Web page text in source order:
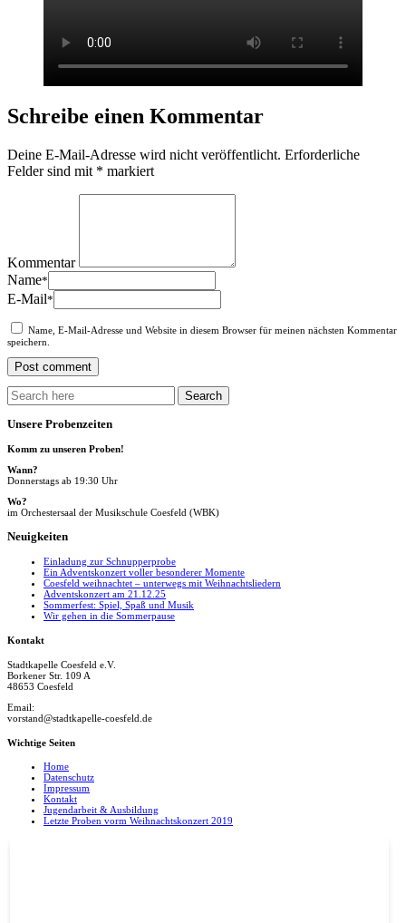
Schreibe einen Kommentar
Deine E-Mail-Adresse wird nicht veröffentlicht. Erforderliche
Felder sind mit * markiert
Kommentar
Name*
E-Mail*
Name, E-Mail-Adresse und Website in diesem Browser für meinen nächsten Kommentar
speichern.
Unsere Probenzeiten
Komm zu unseren Proben!
Wann?
Donnerstags ab 19:30 Uhr
Wo?
im Orchestersaal der Musikschule Coesfeld (WBK)
Neuigkeiten
Einladung zur Schnupperprobe
Ein Adventskonzert voller besonderer Momente
Coesfeld weihnachtet – unterwegs mit Weihnachtsliedern
Adventskonzert am 21.12.25
Sommerfest: Spiel, Spaß und Musik
Wir gehen in die Sommerpause
Kontakt
Stadtkapelle Coesfeld e.V.
Borkener Str. 109 A
48653 Coesfeld
Email:
vorstand@stadtkapelle-coesfeld.de
Wichtige Seiten
Home
Datenschutz
Impressum
Kontakt
Jugendarbeit & Ausbildung
Letzte Proben vorm Weihnachtskonzert 2019